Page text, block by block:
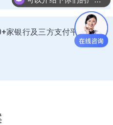
家银行及三方支付平台直